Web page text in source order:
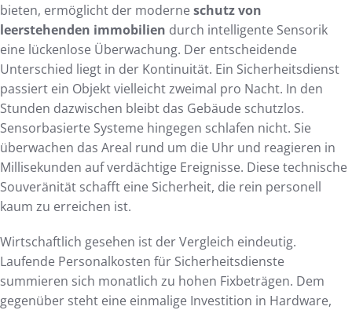
bieten, ermöglicht der moderneschutz von
leerstehenden immobilien durch intelligente Sensorik
eine lückenlose Überwachung. Der entscheidende
Unterschied liegt in der Kontinuität. Ein Sicherheitsdienst
passiert ein Objekt vielleicht zweimal pro Nacht. In den
Stunden dazwischen bleibt das Gebäude schutzlos.
Sensorbasierte Systeme hingegen schlafen nicht. Sie
überwachen das Areal rund um die Uhr und reagieren in
Millisekunden auf verdächtige Ereignisse. Diese technische
Souveränität schafft eine Sicherheit, die rein personell
kaum zu erreichen ist.
Wirtschaftlich gesehen ist der Vergleich eindeutig.
Laufende Personalkosten für Sicherheitsdienste
summieren sich monatlich zu hohen Fixbeträgen. Dem
gegenüber steht eine einmalige Investition in Hardware,